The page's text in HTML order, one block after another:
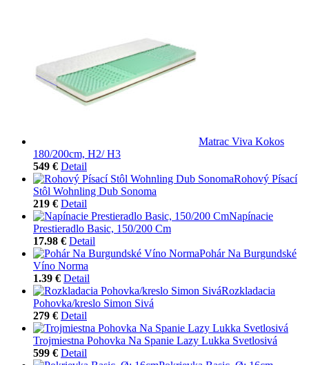
Matrac Viva Kokos
180/200cm, H2/ H3
549 € Detail
Rohový Písací
Stôl Wohnling Dub Sonoma
219 € Detail
Napínacie
Prestieradlo Basic, 150/200 Cm
17.98 € Detail
Pohár Na Burgundské
Víno Norma
1.39 € Detail
Rozkladacia
Pohovka/kreslo Simon Sivá
279 € Detail
Trojmiestna Pohovka Na Spanie Lazy Lukka Svetlosivá
599 € Detail